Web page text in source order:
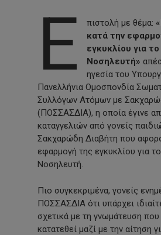
Ε πιστολή με θέμα:
κατά την
εγκυκλίου για
Νοσηλευτή»
ηγεσία του
Πανελλήνια Ομοσπονδία
Συλλόγων Ατόμων με
(ΠΟΣΣΑΣΔΙΑ), η οποία έγινε
καταγγελιών από γονείς
Σακχαρώδη Διαβήτη που
εφαρμογή της εγκυκλίου για
Νοσηλευτή.
Πιο συγκεκριμένα, γονείς
ΠΟΣΣΑΣΔΙΑ ότι υπάρχει
σχετικά με τη γνωμάτευση
κατατεθεί μαζί με την αίτηση